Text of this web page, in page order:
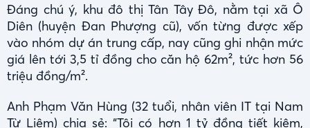
Đáng chú ý, khu đô thị Tân Tây Đô, nằm tại xã Ô
Diên (huyện Đan Phượng cũ), vốn từng được xếp
vào nhóm dự án trung cấp, nay cũng ghi nhận mức
giá lên tới 3,5 tỉ đồng cho căn hộ 62m², tức hơn 56
triệu đồng/m².
Anh Phạm Văn Hùng (32 tuổi, nhân viên IT tại Nam
Từ Liêm) chia sẻ: “Tôi có hơn 1 tỷ đồng tiết kiệm,